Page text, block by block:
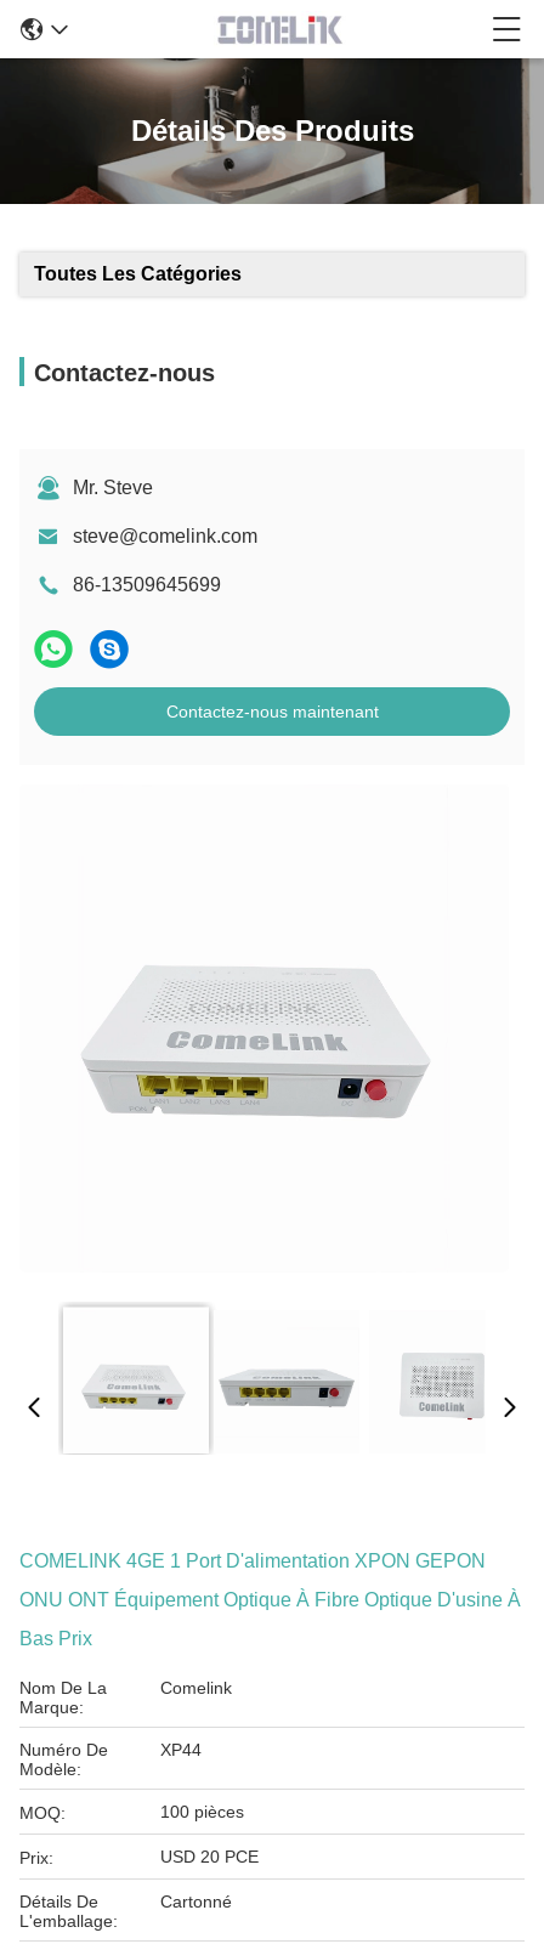
Détails Des Produits
Toutes Les Catégories
Contactez-nous
Mr. Steve
steve@comelink.com
86-13509645699
Contactez-nous maintenant
COMELINK 4GE 1 Port D'alimentation XPON GEPON
ONU ONT Équipement Optique À Fibre Optique D'usine À
Bas Prix
Nom De La
Marque:
Comelink
Numéro De
Modèle:
XP44
MOQ: 100 pièces
Prix: USD 20 PCE
Détails De
L'emballage:
Cartonné